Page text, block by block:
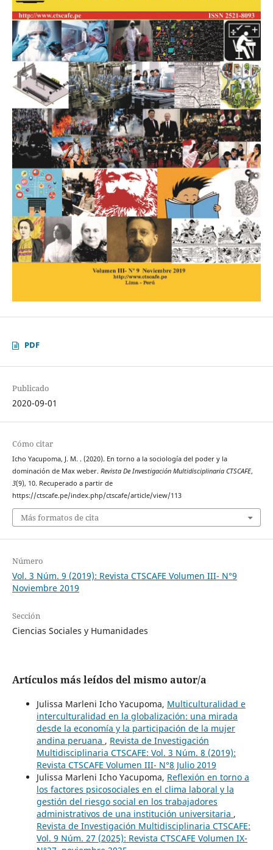
PDF
Publicado
2020-09-01
Cómo citar
Icho Yacupoma, J. M. . (2020). En torno a la sociología del poder y la
dominación de Max weber. Revista De Investigación Multidisciplinaria CTSCAFE,
3(9), 10. Recuperado a partir de
https://ctscafe.pe/index.php/ctscafe/article/view/113
Más formatos de cita
Número
Vol. 3 Núm. 9 (2019): Revista CTSCAFE Volumen III- N°9
Noviembre 2019
Sección
Ciencias Sociales y Humanidades
Artículos más leídos del mismo autor/a
Julissa Marleni Icho Yacupoma, Multiculturalidad e
interculturalidad en la globalización: una mirada
desde la economía y la participación de la mujer
andina peruana , Revista de Investigación
Multidisciplinaria CTSCAFE: Vol. 3 Núm. 8 (2019):
Revista CTSCAFE Volumen III- N°8 Julio 2019
Julissa Marleni Icho Yacupoma, Reflexión en torno a
los factores psicosociales en el clima laboral y la
gestión del riesgo social en los trabajadores
administrativos de una institución universitaria ,
Revista de Investigación Multidisciplinaria CTSCAFE:
Vol. 9 Núm. 27 (2025): Revista CTSCAFE Volumen IX-